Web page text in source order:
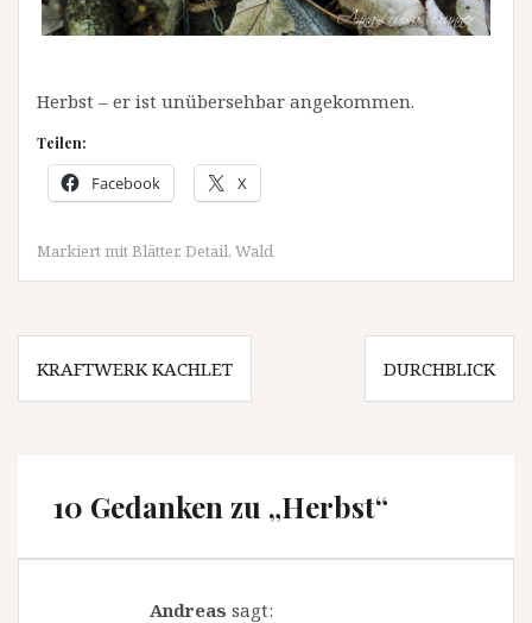
Herbst – er ist unübersehbar angekommen.
Teilen:
Facebook X
Markiert mitBlätter, Detail, Wald
Beitragsnavigation
KRAFTWERK KACHLET DURCHBLICK
10 Gedanken zu „Herbst“
Andreas sagt: